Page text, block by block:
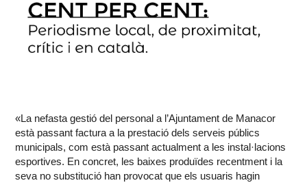
«La nefasta gestió del personal a l’Ajuntament de Manacor
està passant factura a la prestació dels serveis públics
municipals, com està passant actualment a les instal·lacions
esportives. En concret, les baixes produïdes recentment i la
seva no substitució han provocat que els usuaris hagin